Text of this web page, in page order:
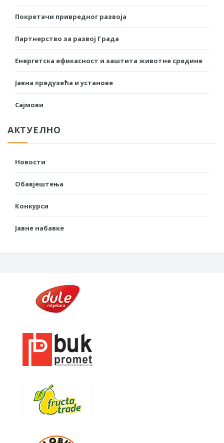
Покретачи привредног развоја
Партнерство за развој Града
Енергетска ефикасност и заштита животне средине
Јавна предузећа и установе
Сајмови
АКТУЕЛНО
Новости
Обавјештења
Конкурси
Јавне набавке